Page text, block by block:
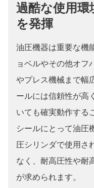
過酷な使用
を発揮
油圧機器は重要な機
ョベルやその他オフ
やプレス機械まで幅
ールには信頼性が高
いても確実動作する
シールにとって油圧
圧シリンダで使用さ
なく、耐高圧性や耐
が求められます。